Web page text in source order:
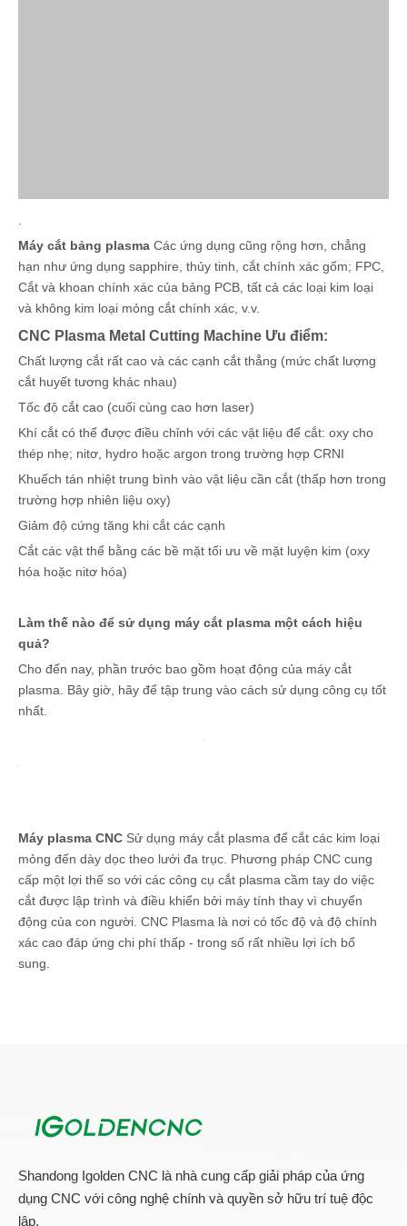
Máy cắt bảng plasma Các ứng dụng cũng rộng hơn, chẳng
hạn như ứng dụng sapphire, thủy tinh, cắt chính xác gốm; FPC,
Cắt và khoan chính xác của bảng PCB, tất cả các loại kim loại
và không kim loại mỏng cắt chính xác, v.v.
CNC Plasma Metal Cutting Machine Ưu điểm:
Chất lượng cắt rất cao và các cạnh cắt thẳng (mức chất lượng
cắt huyết tương khác nhau)
Tốc độ cắt cao (cuối cùng cao hơn laser)
Khí cắt có thể được điều chỉnh với các vật liệu để cắt: oxy cho
thép nhẹ; nitơ, hydro hoặc argon trong trường hợp CRNI
Khuếch tán nhiệt trung bình vào vật liệu cần cắt (thấp hơn trong
trường hợp nhiên liệu oxy)
Giảm độ cứng tăng khi cắt các cạnh
Cắt các vật thể bằng các bề mặt tối ưu về mặt luyện kim (oxy
hóa hoặc nitơ hóa)
Làm thế nào để sử dụng máy cắt plasma một cách hiệu
quả?
Cho đến nay, phần trước bao gồm hoạt động của máy cắt
plasma. Bây giờ, hãy để tập trung vào cách sử dụng công cụ tốt
nhất.
Máy plasma CNC Sử dụng máy cắt plasma để cắt các kim loại
mỏng đến dày dọc theo lưới đa trục. Phương pháp CNC cung
cấp một lợi thế so với các công cụ cắt plasma cầm tay do việc
cắt được lập trình và điều khiển bởi máy tính thay vì chuyển
động của con người. CNC Plasma là nơi có tốc độ và độ chính
xác cao đáp ứng chi phí thấp - trong số rất nhiều lợi ích bổ
sung.
chất đẩy và rào cản để tập trung và di chuyển huyết tương cảm
ứng từ buồng ion hóa. Các chùm plasma bị ion hóa, quá nhiệt,
chạm vào. Một vết cắt sạch, kín được thực hiện mỗi lần.
Sử dụng hiện trường: Có một loạt các máy cắt plasma có sẵn
Shandong Igolden CNC là nhà cung cấp giải pháp của ứng
dụng CNC với công nghệ chính và quyền sở hữu trí tuệ độc
lập.